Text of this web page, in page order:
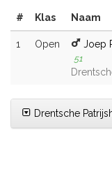
# Klas Naam
1 Open Joep
51
Drentsche